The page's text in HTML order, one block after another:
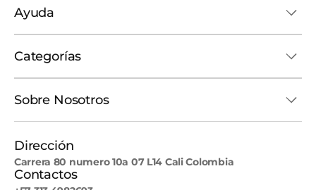
Ayuda
Categorías
Sobre Nosotros
Dirección
Carrera 80 numero 10a 07 L14 Cali Colombia
Contactos